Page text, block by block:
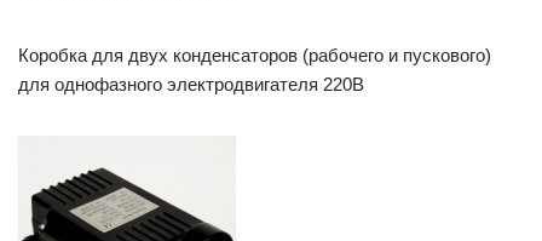
Коробка для двух конденсаторов (рабочего и пускового)
для однофазного электродвигателя 220В